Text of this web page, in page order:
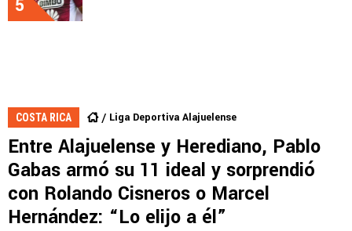
5
COSTA RICA Liga Deportiva Alajuelense
Entre Alajuelense y Herediano, Pablo
Gabas armó su 11 ideal y sorprendió
con Rolando Cisneros o Marcel
Hernández: “Lo elijo a él”